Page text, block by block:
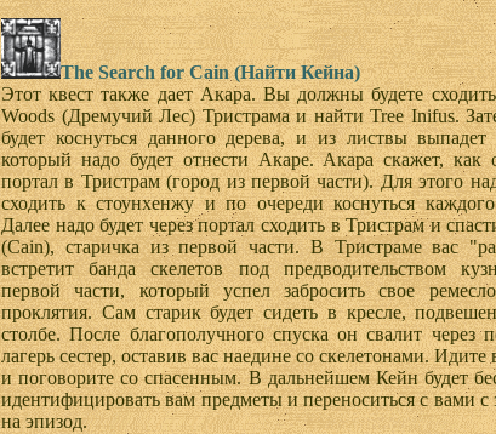
The Search for Cain (Найти Кейна)
Этот квест также дает Акара. Вы должны будете
Woods (Дремучий Лес) Тристрама и найти Tree Inifus.
будет коснуться данного дерева, и из листвы выпадет
который надо будет отнести Акаре. Акара скажет, как
портал в Тристрам (город из первой части). Для этого
сходить к стоунхенжу и по очереди коснуться
Далее надо будет через портал сходить в Тристрам и
(Cain), старичка из первой части. В Тристраме вас
встретит банда скелетов под предводительством
первой части, который успел забросить свое
проклятия. Сам старик будет сидеть в кресле,
столбе. После благополучного спуска он свалит через
лагерь сестер, оставив вас наедине со скелетонами. Идите
и поговорите со спасенным. В дальнейшем Кейн будет
идентифицировать вам предметы и переноситься с вами с
на эпизод.